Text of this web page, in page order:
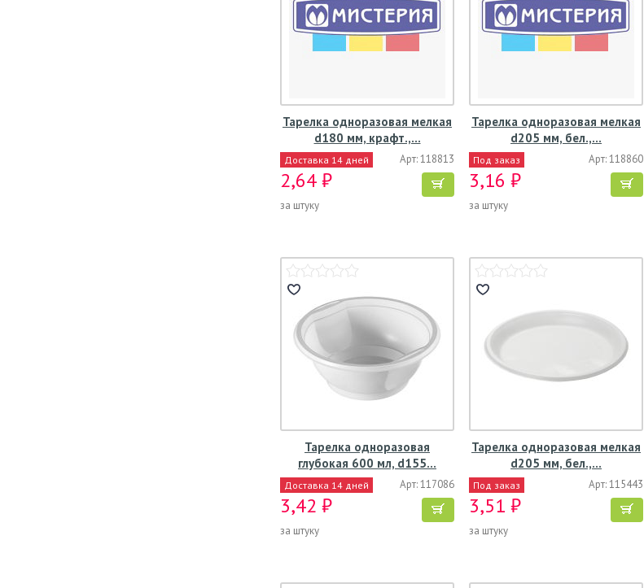
Тарелка одноразовая мелкая
d180 мм, крафт.,…
Доставка 14 дней Арт: 118813
2,64 ₽
за штуку
Тарелка одноразовая мелкая
d205 мм, бел.,…
Под заказ Арт: 118860
3,16 ₽
за штуку
Тарелка одноразовая
глубокая 600 мл, d155…
Доставка 14 дней Арт: 117086
3,42 ₽
за штуку
Тарелка одноразовая мелкая
d205 мм, бел.,…
Под заказ Арт: 115443
3,51 ₽
за штуку